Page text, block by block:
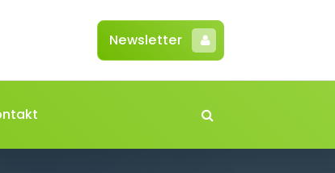
Newsletter